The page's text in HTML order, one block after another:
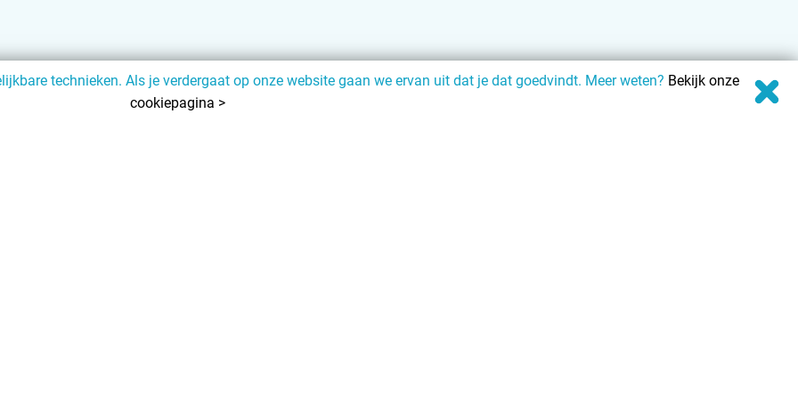
technieken. Als je verdergaat op onze website gaan we ervan uit dat je dat goedvindt. Meer weten? Bekijk onze
cookiepagina >